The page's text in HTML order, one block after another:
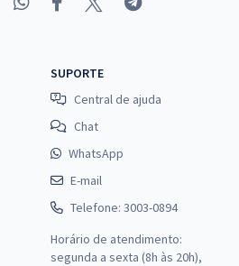
SUPORTE
Central de ajuda
Chat
WhatsApp
E-mail
Telefone: 3003-0894
Horário de atendimento:
segunda a sexta (8h às 20h),